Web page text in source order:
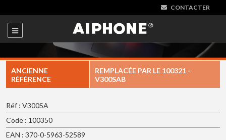
CONTACTER
ANCIENNE
RÉFÉRENCE
REMPLACÉE PAR LE 100321 -
V300SAB
Réf : V300SA
Code : 100350
EAN : 370-0-5963-52589